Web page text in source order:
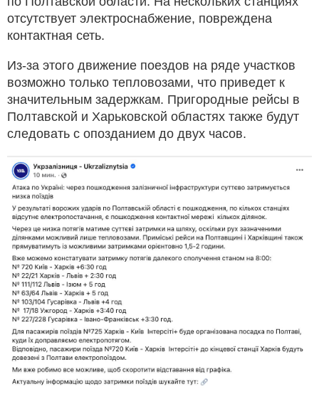
отсутствует электроснабжение, повреждена
контактная сеть.
Из-за этого движение поездов на ряде участков
возможно только тепловозами, что приведет к
значительным задержкам. Пригородные рейсы в
Полтавской и Харьковской областях также будут
следовать с опозданием до двух часов.